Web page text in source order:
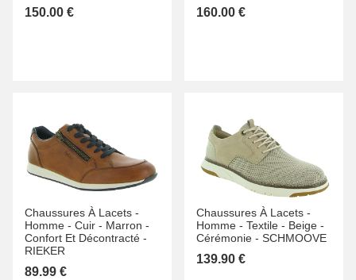
150.00 € 160.00 €
Chaussures À Lacets -
Homme - Cuir - Marron -
Confort Et Décontracté -
RIEKER
89.99 €
Chaussures À Lacets -
Homme - Textile - Beige -
Cérémonie - SCHMOOVE
139.90 €